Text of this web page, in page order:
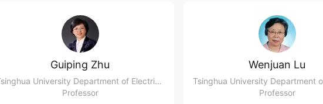
Guiping Zhu
Tsinghua University Department of Electrical Engineering
Professor
Wenjuan Lu
Professor